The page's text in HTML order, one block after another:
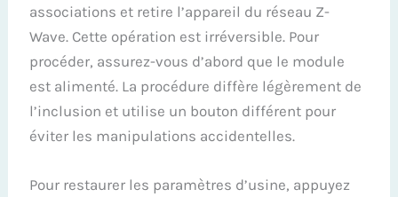
associations et retire l’appareil du réseau Z-
Wave. Cette opération est irréversible. Pour
procéder, assurez-vous d’abord que le module
est alimenté. La procédure diffère légèrement de
l’inclusion et utilise un bouton différent pour
éviter les manipulations accidentelles.
Pour restaurer les paramètres d’usine, appuyez